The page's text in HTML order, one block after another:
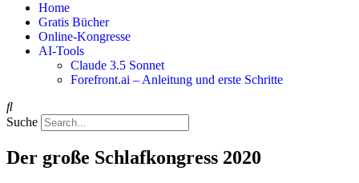
Home
Gratis Bücher
Online-Kongresse
AI-Tools
Claude 3.5 Sonnet
Forefront.ai – Anleitung und erste Schritte
Suche
Der große Schlafkongress 2020